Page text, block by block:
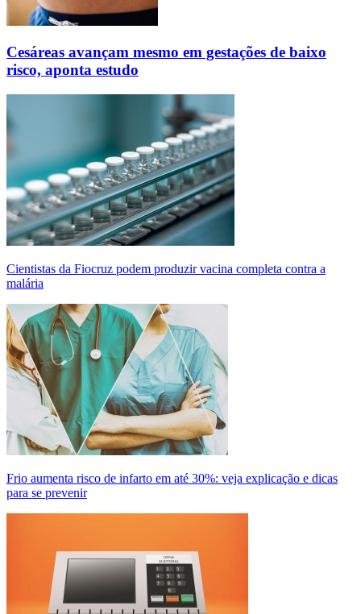
Cesáreas avançam mesmo em gestações de baixo
risco, aponta estudo
Cientistas da Fiocruz podem produzir vacina completa contra a
malária
Frio aumenta risco de infarto em até 30%: veja explicação e dicas
para se prevenir